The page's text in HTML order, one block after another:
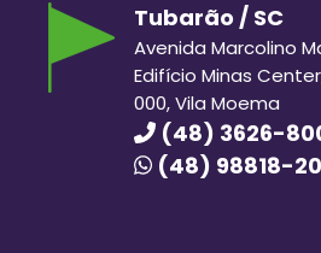
Tubarão / SC
Avenida Marcolino
Edifício Minas
000, Vila Moema
(48) 3626-
(48) 98818-